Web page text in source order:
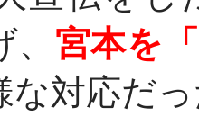
宮本を
な対応だ